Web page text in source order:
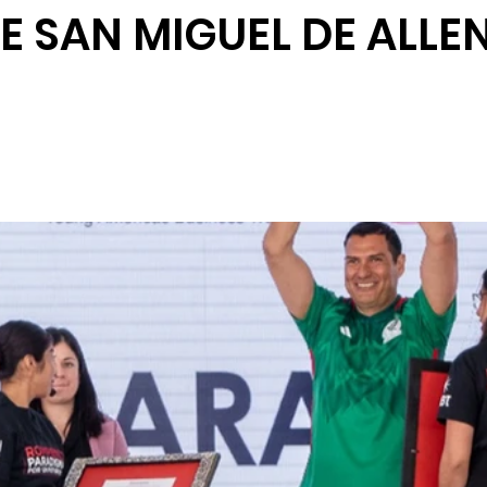
SAN MIGUEL DE